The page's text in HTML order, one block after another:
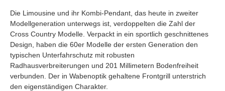
Die Limousine und ihr Kombi-Pendant, das heute in zweiter
Modellgeneration unterwegs ist, verdoppelten die Zahl der
Cross Country Modelle. Verpackt in ein sportlich geschnittenes
Design, haben die 60er Modelle der ersten Generation den
typischen Unterfahrschutz mit robusten
Radhausverbreiterungen und 201 Millimetern Bodenfreiheit
verbunden. Der in Wabenoptik gehaltene Frontgrill unterstrich
den eigenständigen Charakter.